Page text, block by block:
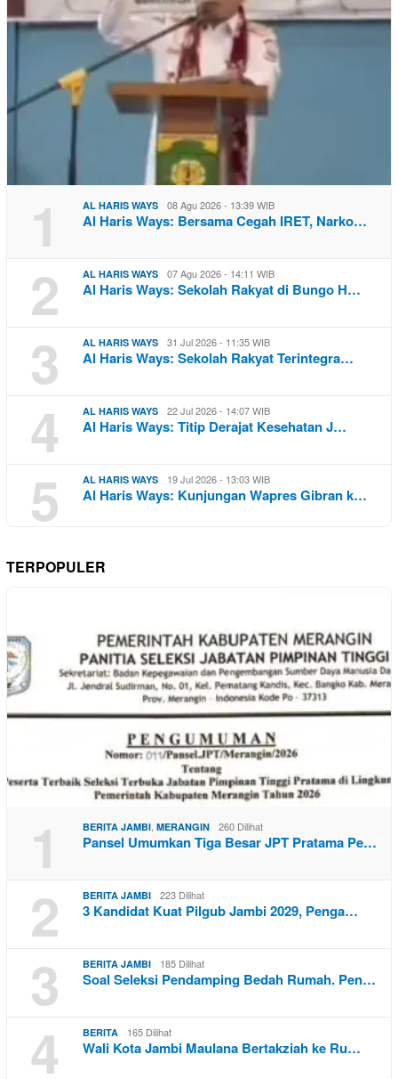
1 AL HARIS WAYS 08 Agu 2026 - 13:39 WIB
Al Haris Ways: Bersama Cegah IRET, Narko…
2 AL HARIS WAYS 07 Agu 2026 - 14:11 WIB
Al Haris Ways: Sekolah Rakyat di Bungo H…
3 AL HARIS WAYS 31 Jul 2026 - 11:35 WIB
Al Haris Ways: Sekolah Rakyat Terintegra…
4 AL HARIS WAYS 22 Jul 2026 - 14:07 WIB
Al Haris Ways: Titip Derajat Kesehatan J…
5 AL HARIS WAYS 19 Jul 2026 - 13:03 WIB
Al Haris Ways: Kunjungan Wapres Gibran k…
TERPOPULER
1 BERITA JAMBI, MERANGIN 260 Dilihat
Pansel Umumkan Tiga Besar JPT Pratama Pe…
2 BERITA JAMBI 223 Dilihat
3 Kandidat Kuat Pilgub Jambi 2029, Penga…
3 BERITA JAMBI 185 Dilihat
Soal Seleksi Pendamping Bedah Rumah. Pen…
4 BERITA 165 Dilihat
Wali Kota Jambi Maulana Bertakziah ke Ru…